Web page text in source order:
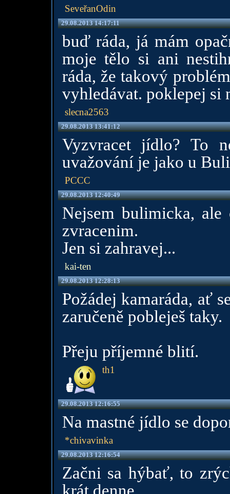
SeveřanOdin
29.08.2013 14:17:11
buď ráda, já mám
moje tělo si ani
ráda, že takový
vyhledávat. poklepej si
slecna2563
29.08.2013 13:41:12
Vyzvracet jídlo? To
uvažování je jako u
PCCC
29.08.2013 12:40:49
Nejsem bulimicka, ale
zvracenim.
Jen si zahravej...
kai-ten
29.08.2013 12:28:13
Požádej kamaráda, ať
zaručeně pobleješ taky.
Přeju příjemné blití.
th1
29.08.2013 12:16:55
Na mastné jídlo se
*chivavinka
29.08.2013 12:16:54
Začni sa hýbať, to